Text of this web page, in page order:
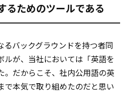
るためのツールである
るバックグラウンドを持つ者同
ルが、当社においては「英語を
。だからこそ、社内公用語の英
で本気で取り組めたのだと思い